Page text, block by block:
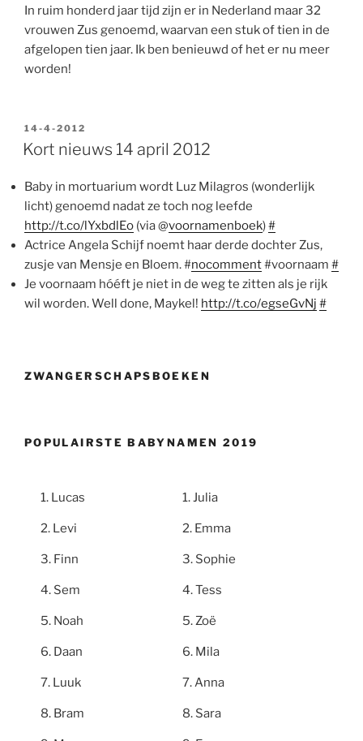
In ruim honderd jaar tijd zijn er in Nederland maar 32
vrouwen Zus genoemd, waarvan een stuk of tien in de
afgelopen tien jaar. Ik ben benieuwd of het er nu meer
worden!
GEPLAATST
OP
14-4-2012
Kort nieuws 14 april 2012
Baby in mortuarium wordt Luz Milagros (wonderlijk
licht) genoemd nadat ze toch nog leefde
http://t.co/lYxbdlEo (via @voornamenboek)#
Actrice Angela Schijf noemt haar derde dochter Zus,
zusje van Mensje en Bloem. #nocomment#voornaam #
Je voornaam hóéft je niet in de weg te zitten als je rijk
wil worden. Well done, Maykel! http://t.co/egseGvNj #
ZWANGERSCHAPSBOEKEN
POPULAIRSTE BABYNAMEN 2019
Lucas
Levi
Finn
Sem
Noah
Daan
Luuk
Bram
Julia
Emma
Sophie
Tess
Zoë
Mila
Anna
Sara